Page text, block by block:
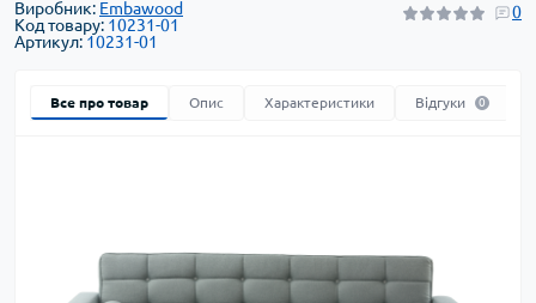
Виробник: Embawood
Код товару: 10231-01
Артикул: 10231-01
0
Все про товар Опис Характеристики Відгуки 0